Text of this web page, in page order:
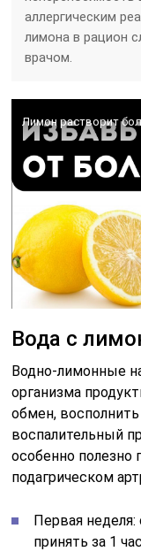
аллергическим
лимона в рацион
врачом.
Вода с
Водно-лимонные
организма
обмен,
воспалительный
особенно
подагрическом
Первая неделя:
принять за 1